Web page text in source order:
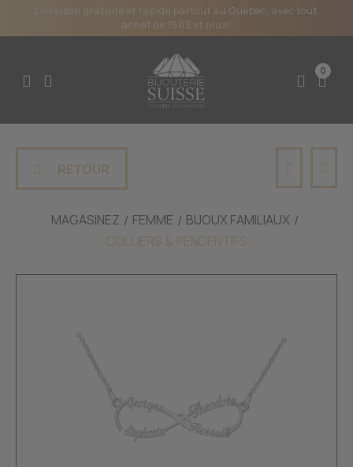
Livraison gratuite et rapide partout au Québec, avec tout
achat de 150$ et plus!
0
RETOUR
MAGASINEZ FEMME
BIJOUX FAMILIAUX
COLLIERS & PENDENTIFS